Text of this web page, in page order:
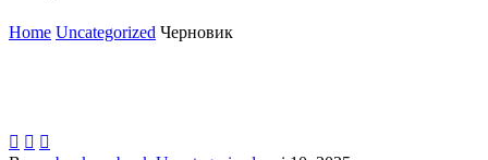
Home Uncategorized Черновик
  